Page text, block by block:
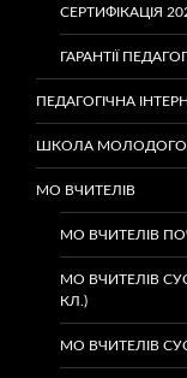
СЕРТИФІКАЦІЯ
ГАРАНТІЇ
ПЕДАГОГІЧНА
ШКОЛА МОЛОДОГО
МО ВЧИТЕЛІВ
МО ВЧИТЕЛІВ
МО ВЧИТЕЛІВ
КЛ.)
МО ВЧИТЕЛІВ